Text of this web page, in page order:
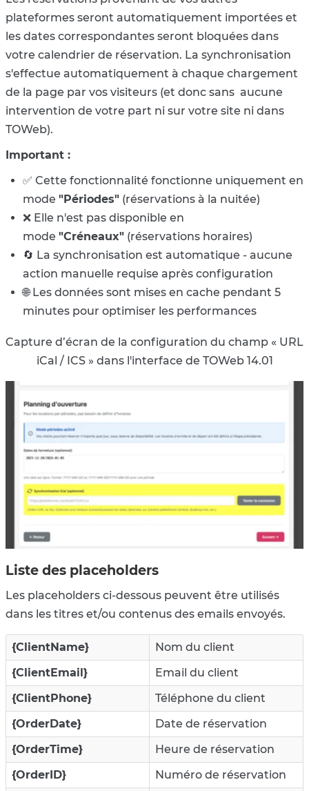
plateformes seront automatiquement importées et
les dates correspondantes seront bloquées dans
votre calendrier de réservation. La synchronisation
s'effectue automatiquement à chaque chargement
de la page par vos visiteurs (et donc sans aucune
intervention de votre part ni sur votre site ni dans
TOWeb).
Important :
✅ Cette fonctionnalité fonctionne uniquement en
mode "Périodes" (réservations à la nuitée)
❌ Elle n'est pas disponible en
mode "Créneaux" (réservations horaires)
🔄 La synchronisation est automatique - aucune
action manuelle requise après configuration
🌐 Les données sont mises en cache pendant 5
minutes pour optimiser les performances
Capture d’écran de la configuration du champ « URL
iCal / ICS » dans l'interface de TOWeb 14.01
Liste des placeholders
Les placeholders ci-dessous peuvent être utilisés
dans les titres et/ou contenus des emails envoyés.
{ClientName}
Nom du client
{ClientEmail}
Email du client
{ClientPhone}
Téléphone du client
{OrderDate}
Date de réservation
{OrderTime}
Heure de réservation
{OrderID}
Numéro de réservation